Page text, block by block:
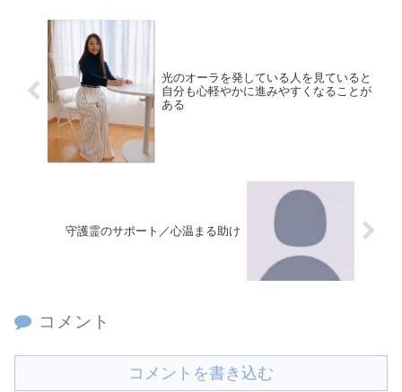
光のオーラを発している人を見ていると
自分も心軽やかに進みやすくなることが
ある
守護霊のサポート／心温まる助け
コメント
コメントを書き込む